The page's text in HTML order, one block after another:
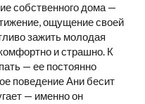
собственного дома —
ощущение своей
зажить молодая
и страшно. К
— ее постоянно
поведение Ани бесит
— именно он